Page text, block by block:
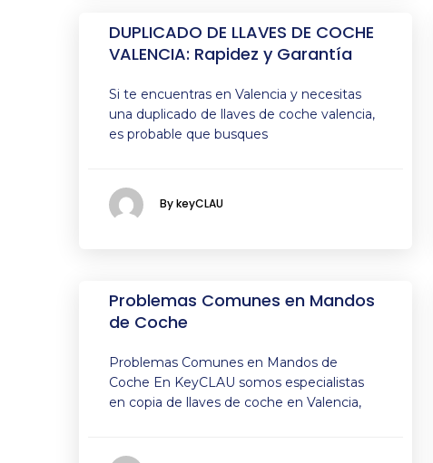
DUPLICADO DE LLAVES DE COCHE
VALENCIA: Rapidez y Garantía
Si te encuentras en Valencia y necesitas
una duplicado de llaves de coche valencia,
es probable que busques
By keyCLAU
Problemas Comunes en Mandos
de Coche
Problemas Comunes en Mandos de
Coche En KeyCLAU somos especialistas
en copia de llaves de coche en Valencia,